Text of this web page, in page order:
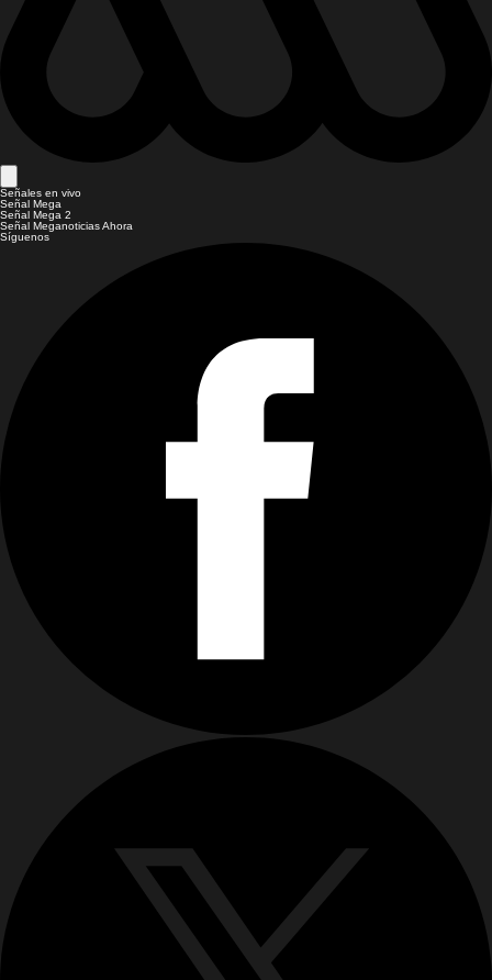
Señales en vivo
Señal Mega
Señal Mega 2
Señal Meganoticias Ahora
Síguenos